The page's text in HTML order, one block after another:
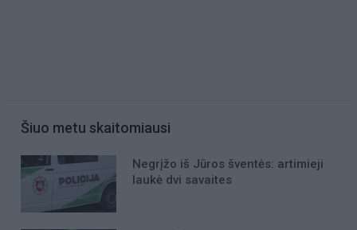
Šiuo metu skaitomiausi
Negrįžo iš Jūros šventės: artimieji
laukė dvi savaites